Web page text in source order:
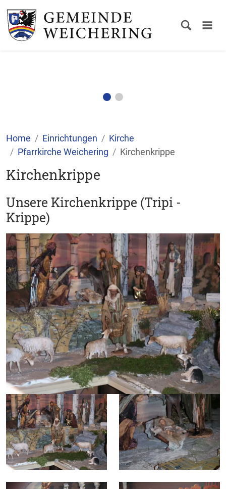
Home Einrichtungen
Kirche
Pfarrkirche Weichering
Kirchenkrippe
Kirchenkrippe
Unsere Kirchenkrippe (Tripi -
Krippe)